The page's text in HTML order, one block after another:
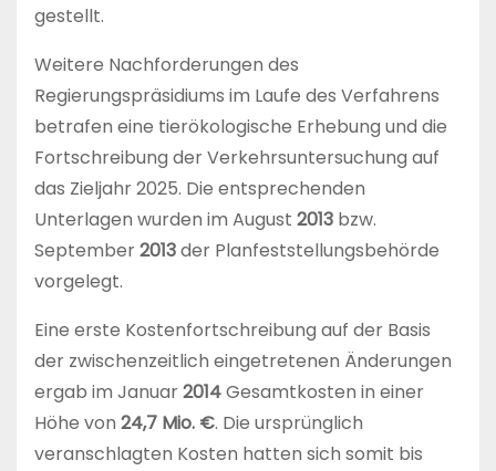
gestellt.
Weitere Nachforderungen des
Regierungspräsidiums im Laufe des Verfahrens
betrafen eine tierökologische Erhebung und die
Fortschreibung der Verkehrsuntersuchung auf
das Zieljahr 2025. Die entsprechenden
Unterlagen wurden im August 2013 bzw.
September2013der Planfeststellungsbehörde
vorgelegt.
Eine erste Kostenfortschreibung auf der Basis
der zwischenzeitlich eingetretenen Änderungen
ergab im Januar2014Gesamtkosten in einer
Höhe von 24,7 Mio. €. Die ursprünglich
veranschlagten Kosten hatten sich somit bis